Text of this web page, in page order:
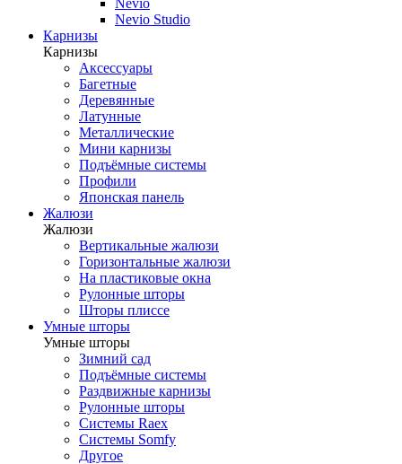
Nevio
Nevio Studio
Карнизы
Карнизы
Аксессуары
Багетные
Деревянные
Латунные
Металлические
Мини карнизы
Подъёмные системы
Профили
Японская панель
Жалюзи
Жалюзи
Вертикальные жалюзи
Горизонтальные жалюзи
На пластиковые окна
Рулонные шторы
Шторы плиссе
Умные шторы
Умные шторы
Зимний сад
Подъёмные системы
Раздвижные карнизы
Рулонные шторы
Системы Raex
Системы Somfy
Другое